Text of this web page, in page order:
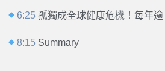
6:25 孤獨成全球健康危機！每年
8:15 Summary